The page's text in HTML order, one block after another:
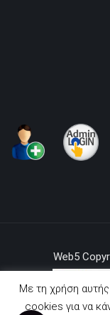
Web5
Με τη χρήση
cookies για να